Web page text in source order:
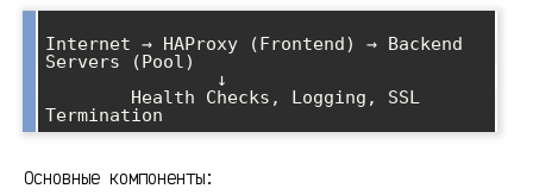
Internet → HAProxy (Frontend) → Backend
Servers (Pool)
Основные компоненты: